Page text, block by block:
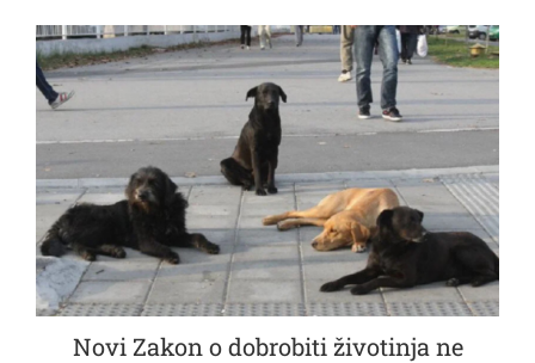
Novi Zakon o dobrobiti životinja ne